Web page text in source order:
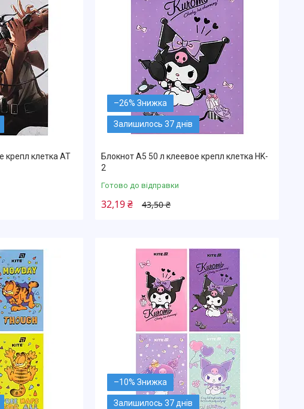
крепл клетка AT
–26%
Залишилось 37 днів
Блокнот А5 50 л клеевое крепл клетка HK-
2
Готово до відправки
43,50 ₴
32,19 ₴
–10%
Залишилось 37 днів